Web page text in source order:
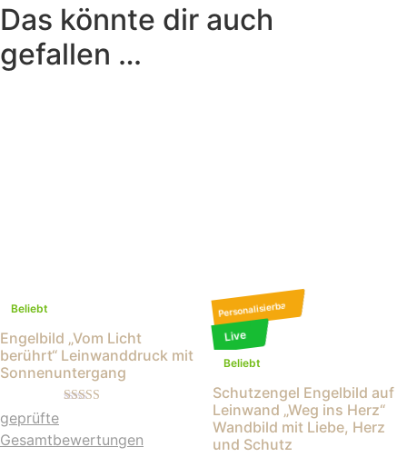
Das könnte dir auch
gefallen …
Beliebt
Engelbild „Vom Licht
berührt“ Leinwanddruck mit
Sonnenuntergang
von 5
geprüfte
Gesamtbewertungen
Personalisierbar
Live
Beliebt
Schutzengel Engelbild auf
Leinwand „Weg ins Herz“
Wandbild mit Liebe, Herz
und Schutz